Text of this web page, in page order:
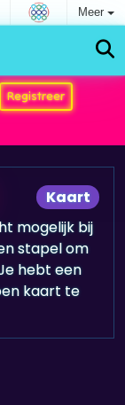
Meer
Registreer
Kaart
mogelijk bij
stapel om
hebt een
kaart te